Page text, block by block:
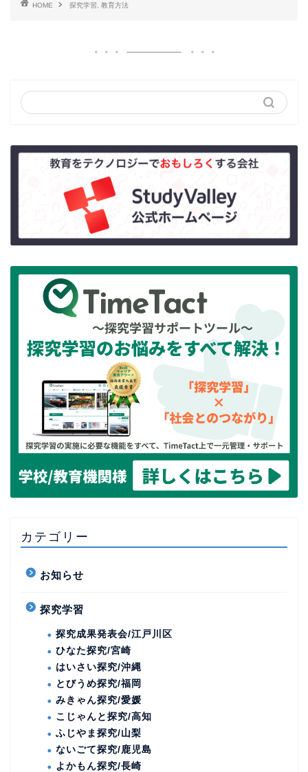
HOME 探究学習, 教育方法
カテゴリー
お知らせ
探究学習
探究成果発表会/江戸川区
ひなた探究/宮崎
はいさい探究/沖縄
とびうめ探究/福岡
みきゃん探究/愛媛
こじゃんと探究/高知
ふじやま探究/山梨
ないごて探究/鹿児島
よかもん探究/長崎